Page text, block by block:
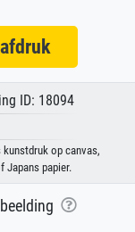
ID: 18094
kunstdruk op canvas,
Japans papier.